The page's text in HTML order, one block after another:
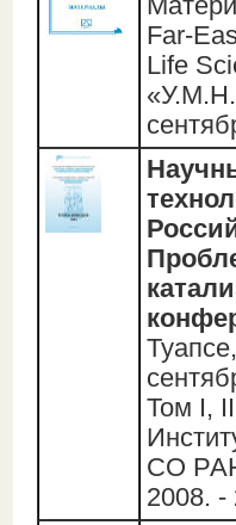
Far-
Life
Том I,
СО
2008. -